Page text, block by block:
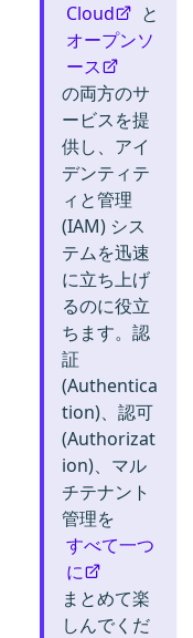
Cloud
と
オープンソ
ース
の両方のサ
ービスを提
供し、アイ
デンティテ
ィと管理
(IAM) シス
テムを迅速
に立ち上げ
るのに役立
ちます。認
証
(Authentica
tion)、認可
(Authorizat
ion)、マル
チテナント
管理を
すべて一つ
に
まとめて楽
しんでくだ